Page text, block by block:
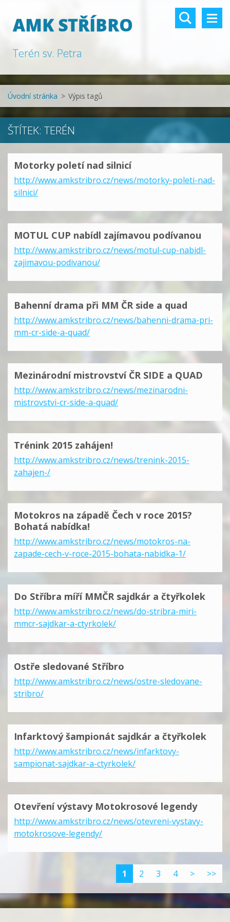
AMK STŘÍBRO
Terén sv. Petra
Úvodní stránka > Výpis tagů
ŠTÍTEK: TERÉN
Motorky poletí nad silnicí
http://www.amkstribro.cz/news/motorky-poleti-nad-
silnici/
MOTUL CUP nabídl zajímavou podívanou
http://www.amkstribro.cz/news/motul-cup-nabidl-
zajimavou-podivanou/
Bahenní drama při MM ČR side a quad
http://www.amkstribro.cz/news/bahenni-drama-pri-
mm-cr-side-a-quad/
Mezinárodní mistrovství ČR SIDE a QUAD
http://www.amkstribro.cz/news/mezinarodni-
mistrovstvi-cr-side-a-quad/
Trénink 2015 zahájen!
http://www.amkstribro.cz/news/trenink-2015-
zahajen-/
Motokros na západě Čech v roce 2015?
Bohatá nabídka!
http://www.amkstribro.cz/news/motokros-na-
zapade-cech-v-roce-2015-bohata-nabidka-1/
Do Stříbra míří MMČR sajdkár a čtyřkolek
http://www.amkstribro.cz/news/do-stribra-miri-
mmcr-sajdkar-a-ctyrkolek/
Ostře sledované Stříbro
http://www.amkstribro.cz/news/ostre-sledovane-
stribro/
Infarktový šampionát sajdkár a čtyřkolek
http://www.amkstribro.cz/news/infarktovy-
sampionat-sajdkar-a-ctyrkolek/
Otevření výstavy Motokrosové legendy
http://www.amkstribro.cz/news/otevreni-vystavy-
motokrosove-legendy/
1 2 3 4 > >>